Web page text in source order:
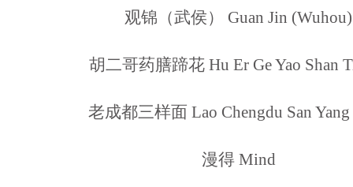
观锦（武侯） Guan Jin (Wuhou)
胡二哥药膳蹄花 Hu Er Ge Yao Shan
老成都三样面 Lao Chengdu San
漫得 Mind